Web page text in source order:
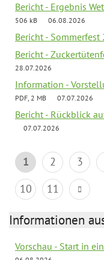
Bericht - Ergebnis
506 kB
06.08.2026
Bericht - Sommerfest
Bericht -
28.07.2026
Information -
PDF, 2 MB 07.07.2026
Bericht - Rückblick
07.07.2026
1 2 3
10
11
Informationen
Vorschau - Start in